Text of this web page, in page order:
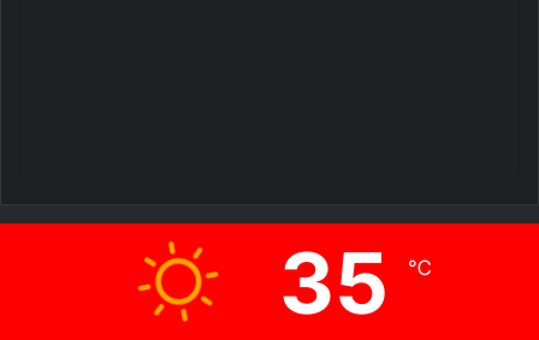
35 ℃